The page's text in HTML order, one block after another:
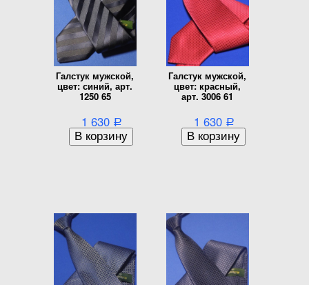
Галстук мужской,
цвет: синий, арт.
1250 65
1 630 Р
Галстук мужской,
цвет: красный,
арт. 3006 61
1 630 Р